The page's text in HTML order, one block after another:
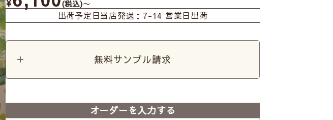
¥ 税込 〜
出荷予定日当店発送：7-14 営業日出荷
無料サンプル請求
オーダーを入力する